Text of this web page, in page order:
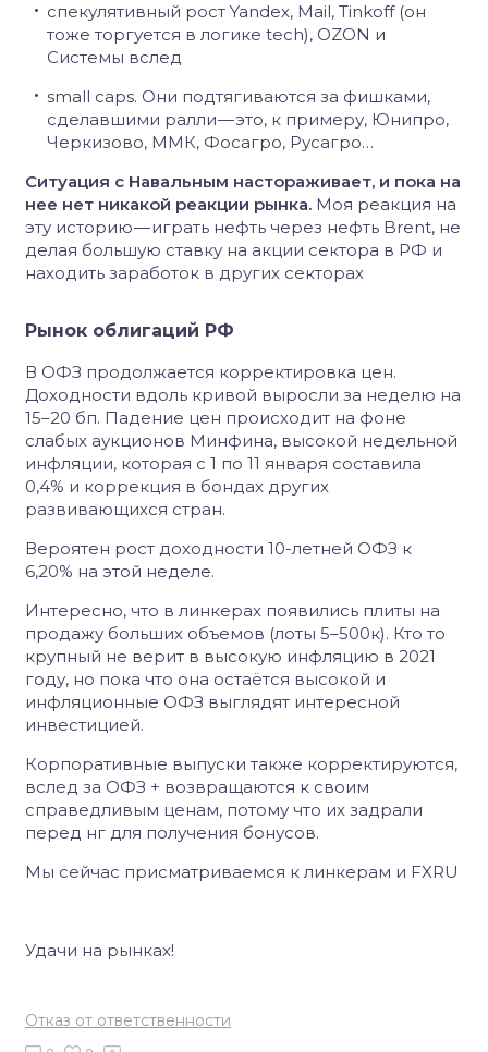
спекулятивный рост Yandex, Mail, Tinkoff (он
тоже торгуется в логике tech), OZON и
Системы вслед
small caps. Они подтягиваются за фишками,
сделавшими ралли — это, к примеру, Юнипро,
Черкизово, ММК, Фосагро, Русагро…
Ситуация с Навальным настораживает, и пока на
нее нет никакой реакции рынка. Моя реакция на
эту историю — играть нефть через нефть Brent, не
делая большую ставку на акции сектора в РФ и
находить заработок в других секторах
Рынок облигаций РФ
В ОФЗ продолжается корректировка цен.
Доходности вдоль кривой выросли за неделю на
15–20 бп. Падение цен происходит на фоне
слабых аукционов Минфина, высокой недельной
инфляции, которая с 1 по 11 января составила
0,4% и коррекция в бондах других
развивающихся стран.
Вероятен рост доходности 10-летней ОФЗ к
6,20% на этой неделе.
Интересно, что в линкерах появились плиты на
продажу больших объемов (лоты 5–500к). Кто то
крупный не верит в высокую инфляцию в 2021
году, но пока что она остаётся высокой и
инфляционные ОФЗ выглядят интересной
инвестицией.
Корпоративные выпуски также корректируются,
вслед за ОФЗ + возвращаются к своим
справедливым ценам, потому что их задрали
перед нг для получения бонусов.
Мы сейчас присматриваемся к линкерам и FXRU
Удачи на рынках!
Отказ от ответственности